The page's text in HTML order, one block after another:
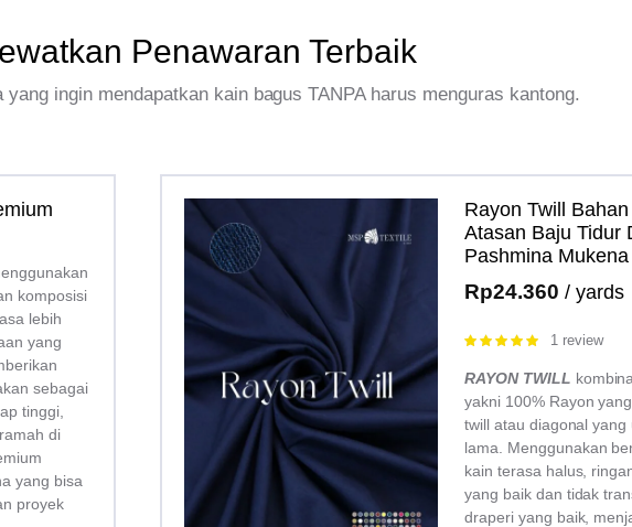
Penawaran Terbaik
ingin mendapatkan kain bagus TANPA harus menguras kantong.
komposisi
lebih
yang
sebagai
tinggi,
di
yang bisa
proyek
Rayon Twill
Atasan Baju Tidur
Pashmina
Rp24.360 / yards
Rated
1 review
RAYON TWILL
yakni 100% Rayon
twill atau diagonal
lama. Menggunakan
kain terasa halus,
yang baik dan tidak
draperi yang baik,